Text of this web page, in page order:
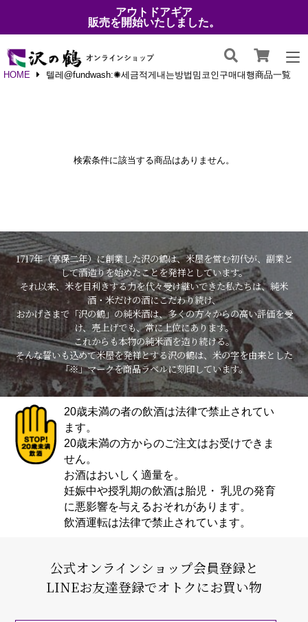
アウトドアギア
販売を開始いたしました。
HOME 텔레@fundwash:✺세금적게내는방법밈코인구매대행商品一覧
検索条件に該当する商品はありません。
1717年（享保二年）に創業した沢の鶴は、米屋を営む初代が、副業と
して酒造りを始めたことを発祥としています。
それ以来、米を目利きする力を代々受け継いできた私たちは、純米
酒・米だけの酒にこだわり続け、
おかげさまで「沢の鶴」の純米酒は、多くの方々からの高い評価を受
け、売上げでも、常に上位にあります。
これからも本物の純米酒を造り続ける。
そんな誓いも込めて米屋を発祥とする沢の鶴は、米の字を由来とした
「※」マークを商品ラベルに刻印しています。
20歳未満の者の飲酒は法律で禁止されてい
ます。
20歳未満の方からのご注文はお受けできま
せん。
お酒はおいしく適量を。
妊娠中や授乳期の飲酒は胎児・ 乳児の発育
に悪影響を与えるおそれがあります。
飲酒運転は法律で禁止されています。
公式オンラインショップ会員登録と
LINEお友達登録でオトクにお買い物